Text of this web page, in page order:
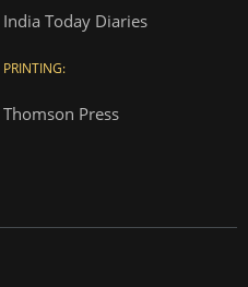
India Today Diaries
PRINTING:
Thomson Press